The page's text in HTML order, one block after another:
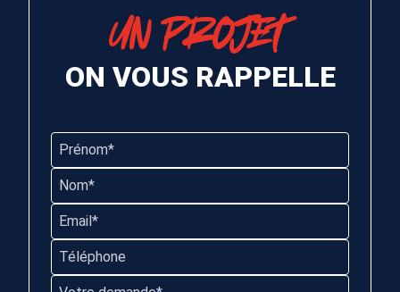
UN PROJET
ON VOUS RAPPELLE